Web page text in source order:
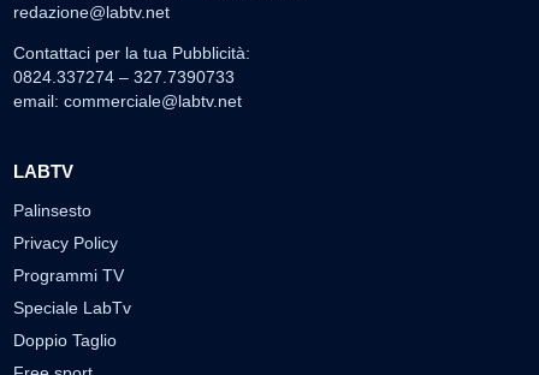
redazione@labtv.net
Contattaci per la tua Pubblicità:
0824.337274 – 327.7390733
email: commerciale@labtv.net
LABTV
Palinsesto
Privacy Policy
Programmi TV
Speciale LabTv
Doppio Taglio